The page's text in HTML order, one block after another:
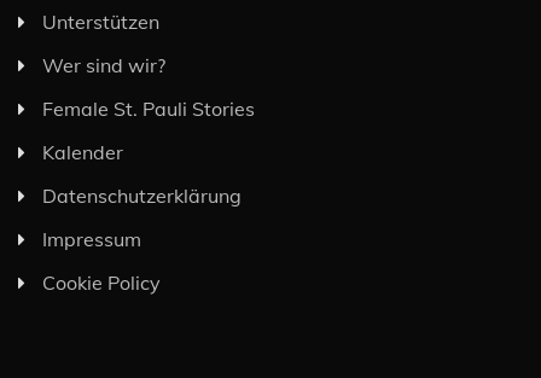
Unterstützen
Wer sind wir?
Female St. Pauli Stories
Kalender
Datenschutzerklärung
Impressum
Cookie Policy